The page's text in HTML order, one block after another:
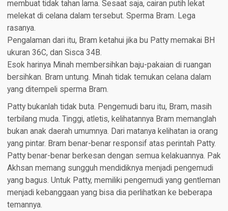
membuat tidak tahan lama. Sesaat saja, cairan putih lekat
melekat di celana dalam tersebut. Sperma Bram. Lega
rasanya.
Pengalaman dari itu, Bram ketahui jika bu Patty memakai BH
ukuran 36C, dan Sisca 34B.
Esok harinya Minah membersihkan baju-pakaian di ruangan
bersihkan. Bram untung. Minah tidak temukan celana dalam
yang ditempeli sperma Bram.
Patty bukanlah tidak buta. Pengemudi baru itu, Bram, masih
terbilang muda. Tinggi, atletis, kelihatannya Bram memanglah
bukan anak daerah umumnya. Dari matanya kelihatan ia orang
yang pintar. Bram benar-benar responsif atas perintah Patty.
Patty benar-benar berkesan dengan semua kelakuannya. Pak
Akhsan memang sungguh mendidiknya menjadi pengemudi
yang bagus. Untuk Patty, memiliki pengemudi yang gentleman
menjadi kebanggaan yang bisa dia perlihatkan ke beberapa
temannya.